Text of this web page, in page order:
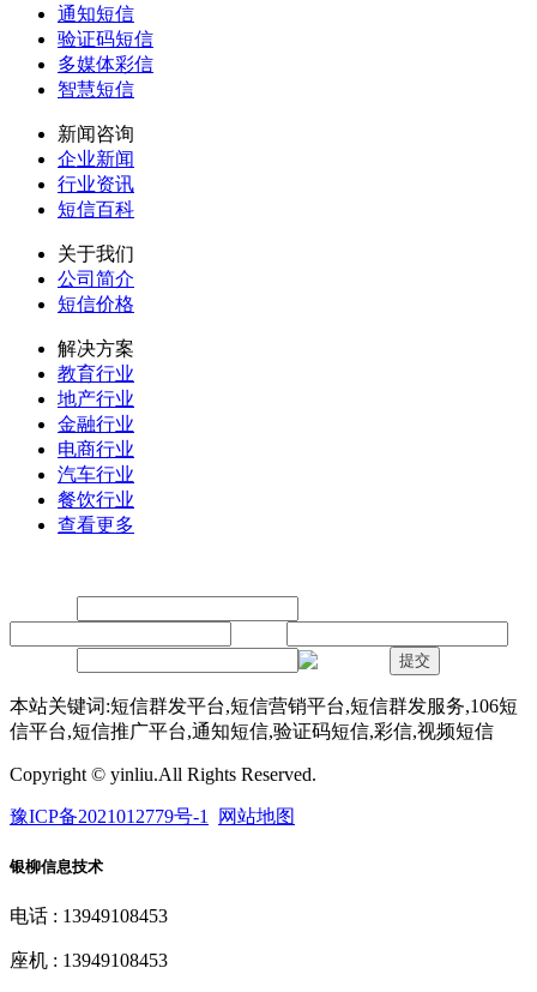
通知短信
验证码短信
多媒体彩信
智慧短信
新闻咨询
企业新闻
行业资讯
短信百科
关于我们
公司简介
短信价格
解决方案
教育行业
地产行业
金融行业
电商行业
汽车行业
餐饮行业
查看更多
提交
本站关键词:短信群发平台,短信营销平台,短信群发服务,106短
信平台,短信推广平台,通知短信,验证码短信,彩信,视频短信
Copyright © yinliu.All Rights Reserved.
豫ICP备2021012779号-1 网站地图
银柳信息技术
电话 : 13949108453
座机 : 13949108453